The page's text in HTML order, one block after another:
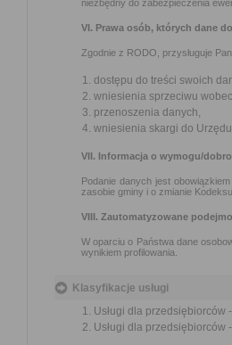
niezbędny do zabezpieczenia
VI. Prawa osób, których dane
Zgodnie z RODO, przysługuje
dostępu do treści swoich
wniesienia sprzeciwu
przenoszenia danych,
wniesienia skargi do
VII. Informacja o wymogu/
Podanie danych jest
zasobie gminy i o zmianie
VIII. Zautomatyzowane
W oparciu o Państwa dane
wynikiem profilowania.
Klasyfikacje usługi
Usługi dla przedsiębiorców
Usługi dla